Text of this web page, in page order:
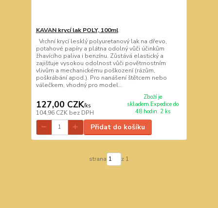
KAVAN krycí lak POLY, 100ml
Vrchní krycí lesklý polyuretanový lak na dřevo,
potahové papíry a plátna odolný vůči účinkům
žhavícího paliva i benzínu. Zůstává elastický a
zajišťuje vysokou odolnost vůči povětrnostním
vlivům a mechanickému poškození (rázům,
poškrábání apod.). Pro nanášení štětcem nebo
válečkem, vhodný pro model...
127,00 CZK/ks
104,96 CZK bez DPH
Zboží je
skladem.Expedice do
48 hodin. 2 ks
Přidat do košíku
strana z 1